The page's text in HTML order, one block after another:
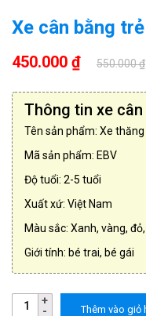
Xe cân bằng
450.000 ₫ 550.000 ₫
Thông tin xe cân
Tên sản phẩm: Xe
Mã sản phẩm: EBV
Độ tuổi: 2-5 tuổi
Xuất xứ: Việt Nam
Màu sắc: Xanh, vàng,
Giới tính: bé trai, bé gái
Thêm vào giỏ